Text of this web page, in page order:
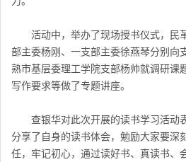
活动中，举办了现场授书仪式，民
部主委杨刚、一支部主委徐燕琴分别向
熟市基层委理工学院支部杨帅就调研课
写作要求等做了专题讲座。
查银华对此次开展的读书学习活动
分享了自身的读书体会，勉励大家要深
任，牢记初心，通过读好书、真读书、